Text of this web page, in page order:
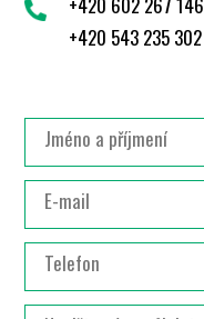
+420 543 235 302